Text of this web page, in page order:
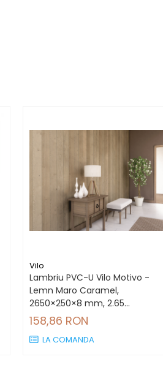
Vilo
Lambriu PVC-U Vilo Motivo -
Lemn Maro Caramel,
2650×250×8 mm, 2.65
mp/cutie (4 bucăți)
158,86 RON
LA COMANDA